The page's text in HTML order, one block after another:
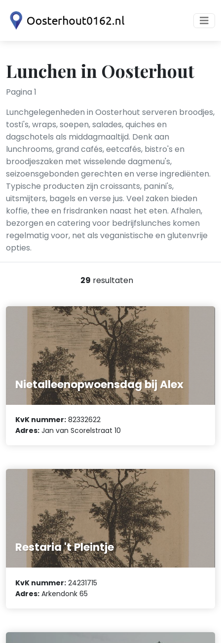
Lunchen in Oosterhout
Pagina 1
Lunchgelegenheden in Oosterhout serveren broodjes,
tosti's, wraps, soepen, salades, quiches en
dagschotels als middagmaaltijd. Denk aan
lunchrooms, grand cafés, eetcafés, bistro's en
broodjeszaken met wisselende dagmenu's,
seizoensgebonden gerechten en verse ingrediënten.
Typische producten zijn croissants, panini's,
uitsmijters, bagels en verse jus. Veel zaken bieden
koffie, thee en frisdranken naast het eten. Afhalen,
bezorgen en catering voor bedrijfslunches komen
regelmatig voor, net als veganistische en glutenvrije
opties.
29 resultaten
Nietalleenopwoensdag bij Alex
KvK nummer: 82332622
Adres: Jan van Scorelstraat 10
Restaria 't Pleintje
KvK nummer: 24231715
Adres: Arkendonk 65